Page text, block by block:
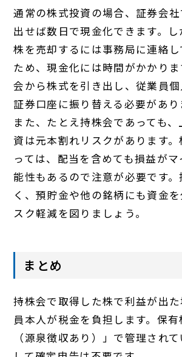
通常の株式投資の場合、証券会
出せば数日で現金化できます。
株を売却するには事務局に連絡
ため、現金化には時間がかかり
会から株式を引き出し、従業員
証券口座に振り替える必要があり
また、たとえ持株会であっても
資は元本割れリスクがあります。
っては、配当を含めても損益が
能性もあるので注意が必要です
く、預貯金や他の銘柄にも資金
スク軽減を図りましょう。
まとめ
持株会で取得した株で利益が出
員本人が税金を負担します。保
（源泉徴収あり）」で管理され